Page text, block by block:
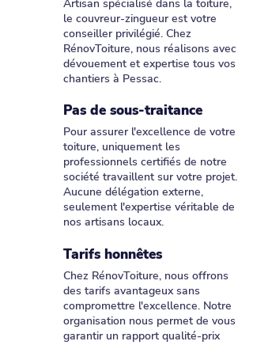
Artisan spécialisé dans la toiture,
le couvreur-zingueur est votre
conseiller privilégié. Chez
RénovToiture, nous réalisons avec
dévouement et expertise tous vos
chantiers à Pessac.
Pas de sous-traitance
Pour assurer l'excellence de votre
toiture, uniquement les
professionnels certifiés de notre
société travaillent sur votre projet.
Aucune délégation externe,
seulement l'expertise véritable de
nos artisans locaux.
Tarifs honnêtes
Chez RénovToiture, nous offrons
des tarifs avantageux sans
compromettre l'excellence. Notre
organisation nous permet de vous
garantir un rapport qualité-prix